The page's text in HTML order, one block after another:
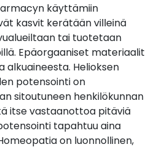
käyttämiin
kasvit kerätään villeinä
tai tuotetaan
Epäorgaaniset materiaalit
Helioksen
potensointi on
sitoutuneen henkilökunnan
itse vastaanottoa pitäviä
tapahtuu aina
on luonnollinen,